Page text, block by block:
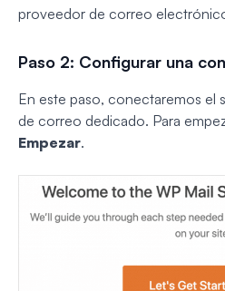
proveedor de correo
Paso 2: Configurar una
En este paso, conectaremos el
de correo dedicado. Para
Empezar.